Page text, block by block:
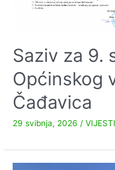
Saziv za 9.
Općinskog
Čađavica
29 svibnja, 2026 /VIJESTI